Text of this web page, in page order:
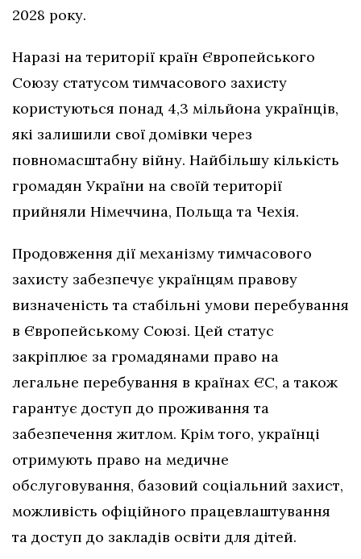
2028 року.
Наразі на території країн Європейського
Союзу статусом тимчасового захисту
користуються понад 4,3 мільйона українців,
які залишили свої домівки через
повномасштабну війну. Найбільшу кількість
громадян України на своїй території
прийняли Німеччина, Польща та Чехія.
Продовження дії механізму тимчасового
захисту забезпечує українцям правову
визначеність та стабільні умови перебування
в Європейському Союзі. Цей статус
закріплює за громадянами право на
легальне перебування в країнах ЄС, а також
гарантує доступ до проживання та
забезпечення житлом. Крім того, українці
отримують право на медичне
обслуговування, базовий соціальний захист,
можливість офіційного працевлаштування
та доступ до закладів освіти для дітей.